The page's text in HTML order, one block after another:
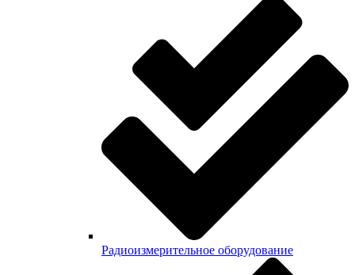
Радиоизмерительное оборудование